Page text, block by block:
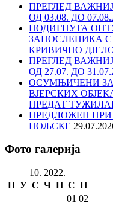
ПРЕГЛЕД
ОД 03.08. ДО
ПОДИГНУТА
ЗАПОСЛЕНИКА
КРИВИЧНО
ПРЕГЛЕД
ОД 27.07. ДО
ОСУМЊИЧЕНИ
ВЈЕРСКИХ
ПРЕДАТ
ПРЕДЛОЖЕН
ПОЉСКЕ
Фото галерија
10. 2022.
П У С Ч П С Н
01 02